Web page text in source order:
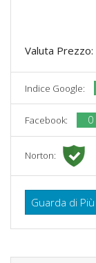
Valuta Prezzo:
Indice Google:
Facebook: 0
Norton:
Guarda di Più